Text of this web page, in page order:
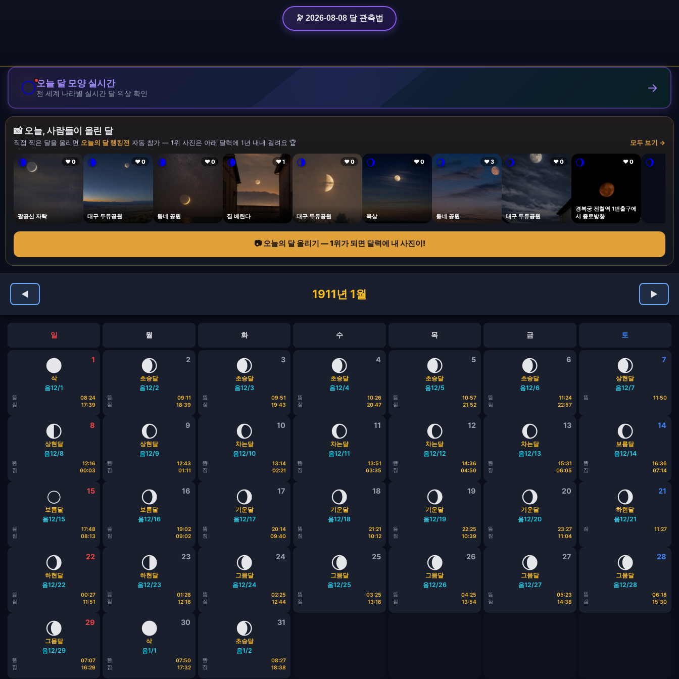
🔭 2026-08-08 달 관측법
🌕오늘 달 모양 실시간
전 세계 나라별 실시간 달 위상 확인 →
📸 오늘, 사람들이 올린 달
직접 찍은 달을 올리면 오늘의 달 랭킹전 자동 참가 — 1위 사진은 아래 달력에 1년 내내 걸려요 🏆 모두 보기 →
🌘 ❤ 0
팔공산 자락
🌘 ❤ 0
대구 두류공원
🌘 ❤ 0
동네 공원
🌘 ❤ 1
집 베란다
🌗 ❤ 0
대구 두류공원
🌖 ❤ 0
옥상
🌖 ❤ 3
동네 공원
🌖 ❤ 0
대구 두류공원
🌖 ❤ 0
경복궁 전철역 1번출구에
서 종로방향
🌖
📷 오늘의 달 올리기 — 1위가 되면 달력에 내 사진이!
◀ 1911년 1월 ▶
일 월 화 수 목 금 토
1
🌑
삭
음12/1
뜸
08:24
짐
17:39
2
🌒
초승달
음12/2
뜸
09:11
짐
18:39
3
🌒
초승달
음12/3
뜸
09:51
짐
19:43
4
🌒
초승달
음12/4
뜸
10:26
짐
20:47
5
🌒
초승달
음12/5
뜸
10:57
짐
21:52
6
🌒
초승달
음12/6
뜸
11:24
짐
22:57
7
🌒
상현달
음12/7
뜸 11:50
8
🌓
상현달
음12/8
뜸
12:16
짐
00:03
9
🌔
상현달
음12/9
뜸
12:43
짐
01:11
10
🌔
차는달
음12/10
뜸
13:14
짐
02:21
11
🌔
차는달
음12/11
뜸
13:51
짐
03:35
12
🌔
차는달
음12/12
뜸
14:36
짐
04:50
13
🌔
차는달
음12/13
뜸
15:31
짐
06:05
14
🌔
보름달
음12/14
뜸
16:36
짐
07:14
15
🌕
보름달
음12/15
뜸
17:48
짐
08:13
16
🌖
보름달
음12/16
뜸
19:02
짐
09:02
17
🌖
기운달
음12/17
뜸
20:14
짐
09:40
18
🌖
기운달
음12/18
뜸
21:21
짐
10:12
19
🌖
기운달
음12/19
뜸
22:25
짐
10:39
20
🌖
기운달
음12/20
뜸
23:27
짐
11:04
21
🌖
하현달
음12/21
짐 11:27
22
🌖
하현달
음12/22
뜸
00:27
짐
11:51
23
🌗
하현달
음12/23
뜸
01:26
짐
12:16
24
🌘
그믐달
음12/24
뜸
02:25
짐
12:44
25
🌘
그믐달
음12/25
뜸
03:25
짐
13:16
26
🌘
그믐달
음12/26
뜸
04:25
짐
13:54
27
🌘
그믐달
음12/27
뜸
05:23
짐
14:38
28
🌘
그믐달
음12/28
뜸
06:18
짐
15:30
29
🌘
그믐달
음12/29
뜸
07:07
짐
16:29
30
🌑
삭
음1/1
뜸
07:50
짐
17:32
31
🌒
초승달
음1/2
뜸
08:27
짐
18:38